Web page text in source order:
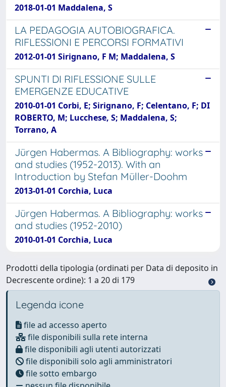
2018-01-01 Maddalena, S
LA PEDAGOGIA AUTOBIOGRAFICA.
RIFLESSIONI E PERCORSI FORMATIVI
2012-01-01 Sirignano, F M; Maddalena, S
SPUNTI DI RIFLESSIONE SULLE
EMERGENZE EDUCATIVE
2010-01-01 Corbi, E; Sirignano, F; Celentano, F; DI
ROBERTO, M; Lucchese, S; Maddalena, S;
Torrano, A
Jürgen Habermas. A Bibliography: works
and studies (1952-2013). With an
Introduction by Stefan Müller-Doohm
2013-01-01 Corchia, Luca
Jürgen Habermas. A Bibliography: works
and studies (1952-2010)
2010-01-01 Corchia, Luca
Prodotti della tipologia (ordinati per Data di deposito in
Decrescente ordine): 1 a 20 di 179
Legenda icone
file ad accesso aperto
file disponibili sulla rete interna
file disponibili agli utenti autorizzati
file disponibili solo agli amministratori
file sotto embargo